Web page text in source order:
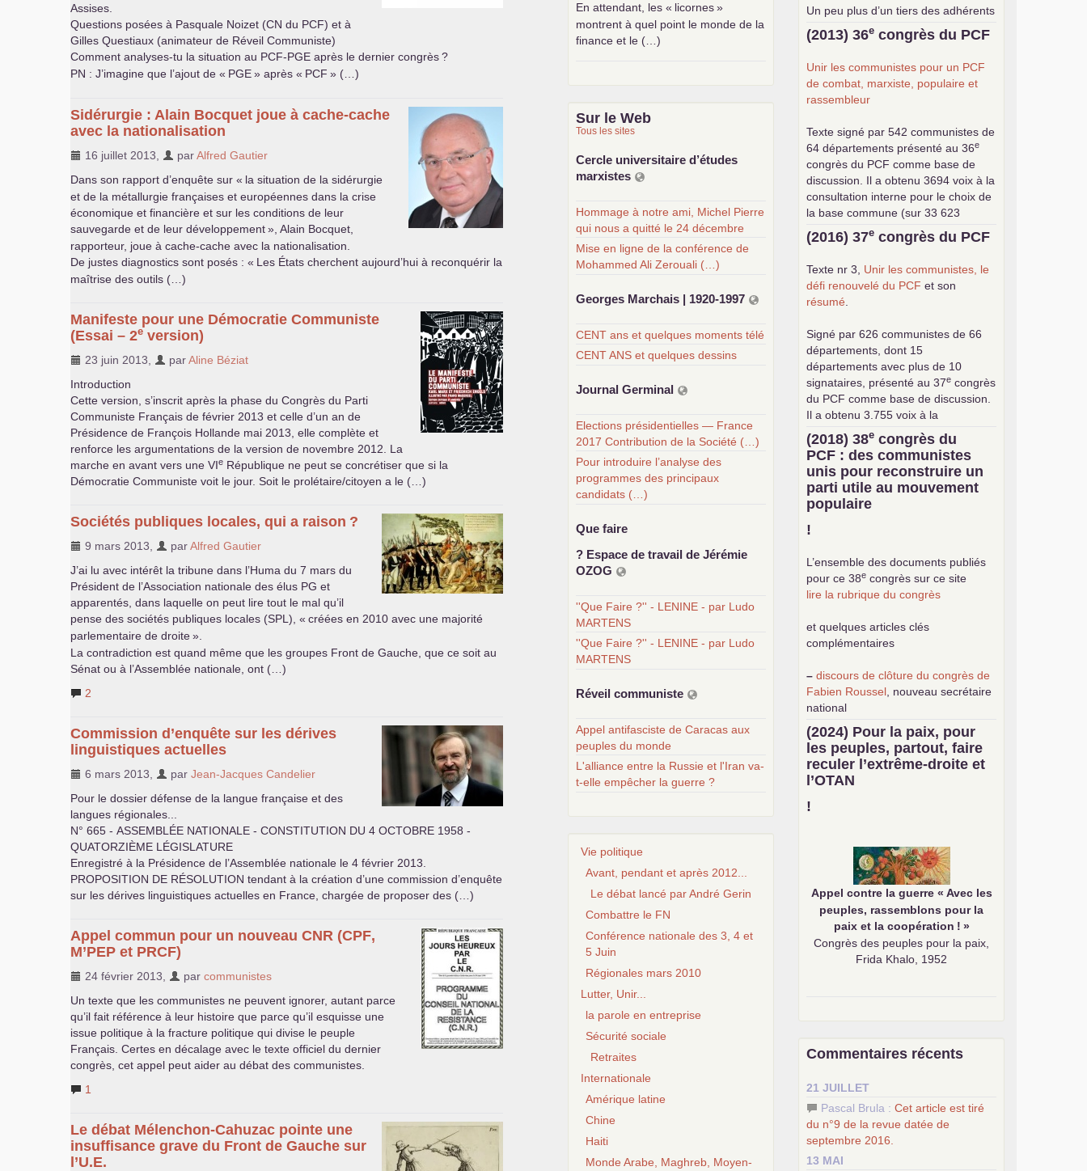
Assises.
Questions posées à Pasquale Noizet (CN du PCF) et à
Gilles Questiaux (animateur de Réveil Communiste)
Comment analyses-tu la situation au PCF-PGE après le dernier congrès?
PN : J’imagine que l’ajout de « PGE» après « PCF » (…)
Sidérurgie : Alain Bocquet joue à cache-cache
avec la nationalisation
16 juillet 2013 parAlfred Gautier
Dans son rapport d’enquête sur « la situation de la sidérurgie
et de la métallurgie françaises et européennes dans la crise
économique et financière et sur les conditions de leur
sauvegarde et de leur développement», Alain Bocquet,
rapporteur, joue à cache-cache avec la nationalisation.
De justes diagnostics sont posés : « Les États cherchent aujourd’hui à reconquérir la
maîtrise des outils (…)
Manifeste pour une Démocratie Communiste
(Essai – 2e version)
23 juin 2013 parAline Béziat
Introduction
Cette version, s’inscrit après la phase du Congrès du Parti
Communiste Français de février 2013 et celle d’un an de
Présidence de François Hollande mai 2013, elle complète et
renforce les argumentations de la version de novembre 2012. La
marche en avant vers une VIe République ne peut se concrétiser que si la
Démocratie Communiste voit le jour. Soit le prolétaire/citoyen a le (…)
Sociétés publiques locales, qui a raison ?
9 mars 2013 parAlfred Gautier
J’ai lu avec intérêt la tribune dans l’Huma du 7 mars du
Président de l’Association nationale des élus PG et
apparentés, dans laquelle on peut lire tout le mal qu’il
pense des sociétés publiques locales (SPL ), « créées en 2010 avec une majorité
parlementaire de droite».
La contradiction est quand même que les groupes Front de Gauche, que ce soit au
Sénat ou à l’Assemblée nationale, ont (…)
2
Commission d’enquête sur les dérives
linguistiques actuelles
6 mars 2013 par Jean-Jacques Candelier
Pour le dossier défense de la langue française et des
langues régionales...
N° 665 - ASSEMBL ÉE NATIONALE - CONSTITUTION DU 4 OCTOBRE 1958 -
QUATORZIÈME LÉGISLATURE
Enregistré à la Présidence de l’Assemblée nationale le 4 février 2013.
PROPOSITION DE RÉSOLUTION tendant à la création d’une commission d’enquête
sur les dérives linguistiques actuelles en France, chargée de proposer des (…)
Appel commun pour un nouveau CNR (CPF,
M’PEP et PRCF)
24 février 2013 par communistes
Un texte que les communistes ne peuvent ignorer, autant parce
qu’il fait référence à leur histoire que parce qu’il esquisse une
issue politique à la fracture politique qui divise le peuple
Français. Certes en décalage avec le texte officiel du dernier
congrès, cet appel peut aider au débat des communistes.
1
Le débat Mélenchon-Cahuzac pointe une
insuffisance grave du Front de Gauche sur
l’U.E.
En attendant, les « licornes»
montrent à quel point le monde de la
finance et le (…)
Sur le Web
Tous les sites
Cercle universitaire d’études
marxistes
Hommage à notre ami, Michel Pierre
qui nous a quitté le 24 décembre
Mise en ligne de la conférence de
Mohammed Ali Zerouali (…)
Georges Marchais | 1920-1997
CENT ans et quelques moments télé
CENT ANS et quelques dessins
Journal Germinal
Elections présidentielles — France
2017 Contribution de la Société (…)
Pour introduire l’analyse des
programmes des principaux
candidats (…)
Que faire
? Espace de travail de Jérémie
OZOG
''Que Faire ?'' - LENINE - par Ludo
MARTENS
''Que Faire ?'' - LENINE - par Ludo
MARTENS
Réveil communiste
Appel antifasciste de Caracas aux
peuples du monde
L'alliance entre la Russie et l'Iran va-
t-elle empêcher la guerre ?
Vie politique
Avant, pendant et après 2012...
Le débat lancé par André Gerin
Combattre le FN
Conférence nationale des 3, 4 et
5 Juin
Régionales mars 2010
Lutter, Unir...
la parole en entreprise
Sécurité sociale
Retraites
Internationale
Amérique latine
Chine
Haiti
Monde Arabe, Maghreb, Moyen-
Un peu plus d’un tiers des adhérents
a participé à cette consultation, soit
une participation en hausse par
un contexte de baisse des cotisants.
... lire la suite
(2013) 36e congrès du PCF
Unir les communistes pour un PCF
de combat, marxiste, populaire et
rassembleur
Texte signé par 542 communistes de
64 départements présenté au 36e
congrès du PCF comme base de
discussion. Il a obtenu 3694 voix à la
consultation interne pour le choix de
la base commune (sur 33 623
exprimés) .
(2016) 37e congrès du PCF
Texte nr 3, Unir les communistes, le
défi renouvelé du PCF et son
résumé
Signé par 626 communistes de 66
départements, dont 15
départements avec plus de 10
signataires, présenté au 37e congrès
du PCF comme base de discussion.
Il a obtenu 3.755 voix à la
consultation interne pour le choix de
la base commune (sur 24.376
exprimés).
(2018) 38e congrès du
PCF : des communistes
unis pour reconstruire un
parti utile au mouvement
populaire
!
L’ensemble des documents publiés
pour ce 38e congrès sur ce site
lire la rubrique du congrès
et quelques articles clés
complémentaires
– discours de clôture du congrès de
Fabien Roussel , nouveau secrétaire
national
–
analyse de classe du
mouvement des gilets jaunespar
Philippe Cordat
– un texte de Jean-Claude Delaunay
le marxisme est la science sociale de
notre temps
demandezle numéro 10 de la
revue Unir les Communistes
cinq chantiers pour contribuer
au débat sur le projet communiste
(2024) Pour la paix, pour
les peuples, partout, faire
reculer l’extrême-droite et
l’OTAN
!
Appel contre la guerre « Avec les
peuples, rassemblons pour la
paix et la coopération ! »
Congrès des peuples pour la paix,
Frida Khalo, 1952
–contribution de jeunes
chantiers pour affirmer l’ambition
révolutionnaire duPCF
–un texte de Jean-Claude Delaunay
le marxisme est la science sociale de
Commentaires récents
21 JUILLET
Pascal Brula : Cet article est tiré
du n°9 de la revue datée de
septembre 2016.
13 MAI